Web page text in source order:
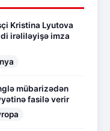
Kristina Lyutova
irəliləyişə imza
mübarizədən
fasilə verir